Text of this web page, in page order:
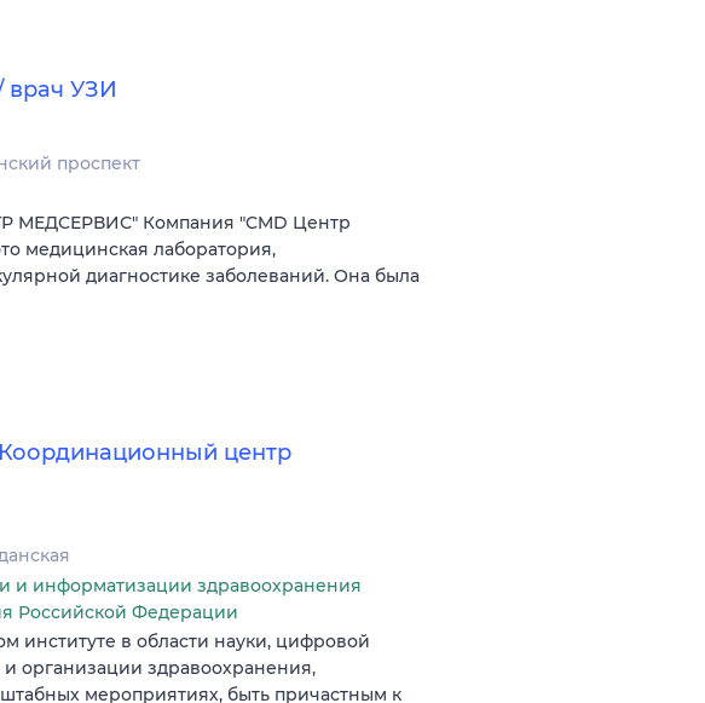
врач УЗИ
проспект
МЕДСЕРВИС" Компания "CMD Центр
медицинская лаборатория,
диагностике заболеваний. Она была
центр
и информатизации здравоохранения
Российской Федерации
институте в области науки, цифровой
организации здравоохранения,
мероприятиях, быть причастным к